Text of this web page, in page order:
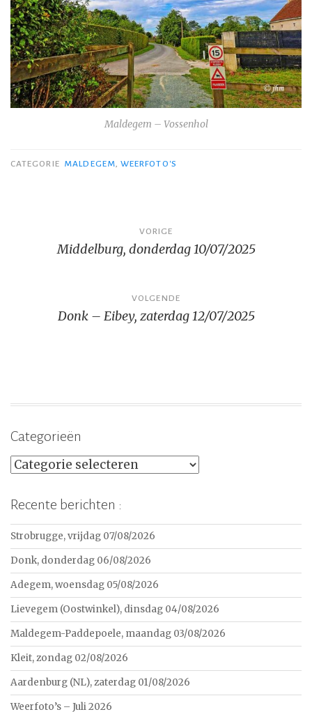
Maldegem – Vossenhol
CATEGORIE MALDEGEM, WEERFOTO'S
navigatie
VORIGE
Middelburg, donderdag 10/07/2025
VOLGENDE
Donk – Eibey, zaterdag 12/07/2025
Categorieën
Categorieën
Recente berichten :
Strobrugge, vrijdag 07/08/2026
Donk, donderdag 06/08/2026
Adegem, woensdag 05/08/2026
Lievegem (Oostwinkel), dinsdag 04/08/2026
Maldegem-Paddepoele, maandag 03/08/2026
Kleit, zondag 02/08/2026
Aardenburg (NL), zaterdag 01/08/2026
Weerfoto’s – Juli 2026